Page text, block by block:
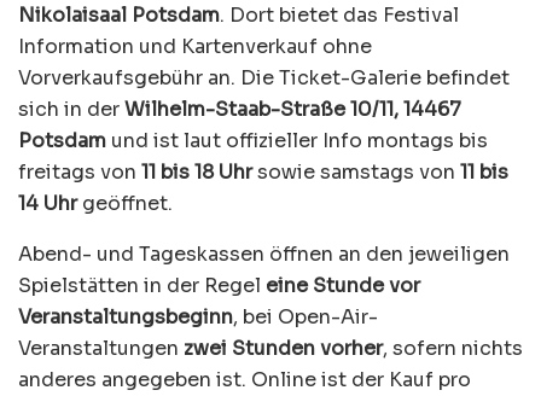
Nikolaisaal Potsdam. Dort bietet das Festival
Information und Kartenverkauf ohne
Vorverkaufsgebühr an. Die Ticket-Galerie befindet
sich in derWilhelm-Staab-Straße 10/11, 14467
Potsdam und ist laut offizieller Info montags bis
freitags von 11 bis 18 Uhrsowie samstags von 11 bis
14 Uhrgeöffnet.
Abend- und Tageskassen öffnen an den jeweiligen
Spielstätten in der Regel eine Stunde vor
Veranstaltungsbeginn, bei Open-Air-
Veranstaltungen zwei Stunden vorher, sofern nichts
anderes angegeben ist. Online ist der Kauf pro